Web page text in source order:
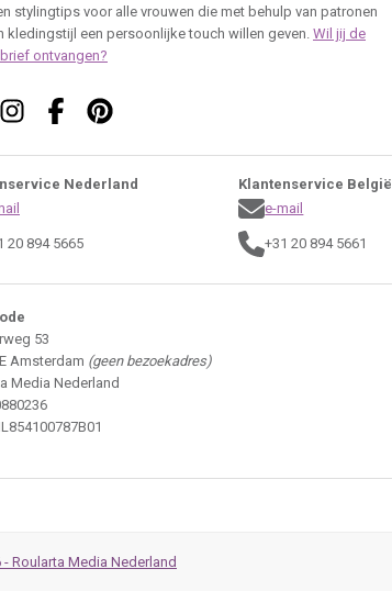
stylingtips voor alle vrouwen die met behulp van patronen
kledingstijl een persoonlijke touch willen geven. Wil jij de
ontvangen?
Nederland
20 894 5665
Klantenservice België
e-mail
+31 20 894 5661
53
Amsterdam (geen bezoekadres)
Media Nederland
Roularta Media Nederland